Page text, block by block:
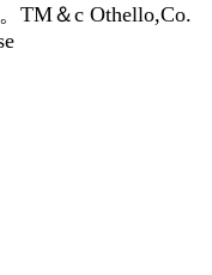
TM＆c Othello,Co.